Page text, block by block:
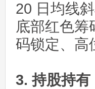
20 日均线
底部红色筹
码锁定、高
3. 持股持有